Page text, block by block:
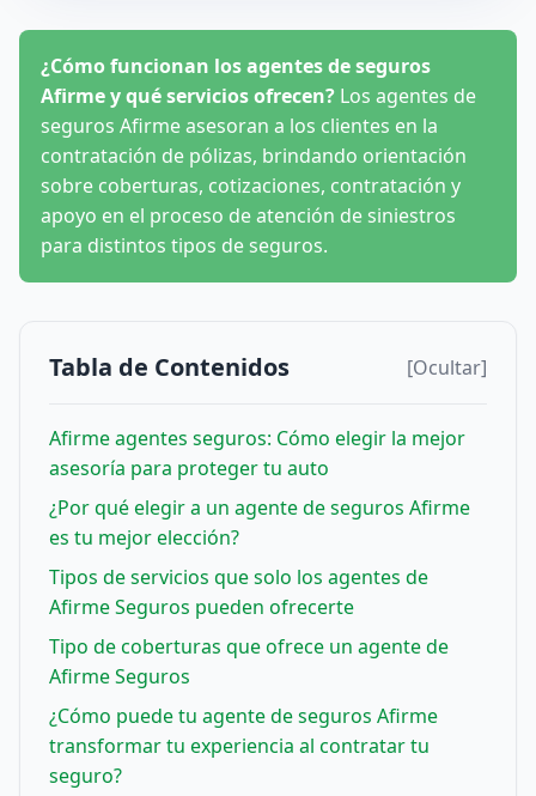
¿Cómo funcionan los agentes de seguros
Afirme y qué servicios ofrecen? Los agentes de
seguros Afirme asesoran a los clientes en la
contratación de pólizas, brindando orientación
sobre coberturas, cotizaciones, contratación y
apoyo en el proceso de atención de siniestros
para distintos tipos de seguros.
Tabla de Contenidos [Ocultar]
Afirme agentes seguros: Cómo elegir la mejor
asesoría para proteger tu auto
¿Por qué elegir a un agente de seguros Afirme
es tu mejor elección?
Tipos de servicios que solo los agentes de
Afirme Seguros pueden ofrecerte
Tipo de coberturas que ofrece un agente de
Afirme Seguros
¿Cómo puede tu agente de seguros Afirme
transformar tu experiencia al contratar tu
seguro?